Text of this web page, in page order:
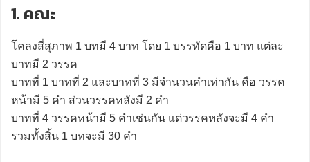
1. คณะ
โคลงสี่สุภาพ 1 บทมี 4 บาท โดย 1 บรรทัดคือ 1 บาท แต่ละ
บาทมี 2 วรรค
บาทที่ 1 บาทที่ 2 และบาทที่ 3 มีจำนวนคำเท่ากัน คือ วรรค
หน้ามี 5 คำ ส่วนวรรคหลังมี 2 คำ
บาทที่ 4 วรรคหน้ามี 5 คำเช่นกัน แต่วรรคหลังจะมี 4 คำ
รวมทั้งสิ้น 1 บทจะมี 30 คำ